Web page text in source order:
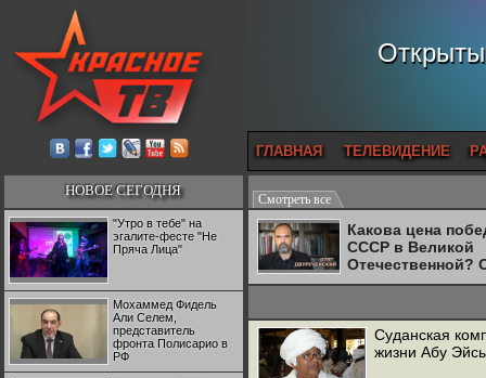
ГЛАВНАЯ ТЕЛЕВИДЕНИЕ
НОВОЕ СЕГОДНЯ
"Утро в тебе" на
эгалите-фесте "Не
Пряча Лица"
Мохаммед Фидель
Али Селем,
представитель
фронта Полисарио в
РФ
Смотреть все
Какова цена
СССР в Великой
Отечественной?
Двуреченский о
Суданская
жизни Абу